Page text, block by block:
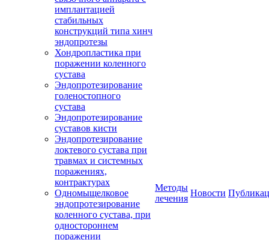
имплантацией
стабильных
конструкций типа хинч
эндопротезы
Хондропластика при
поражении коленного
сустава
Эндопротезирование
голеностопного
сустава
Эндопротезирование
суставов кисти
Эндопротезирование
локтевого сустава при
травмах и системных
поражениях,
контрактурах
Одномыщелковое
эндопротезирование
коленного сустава, при
одностороннем
поражении
Методы
лечения
Новости